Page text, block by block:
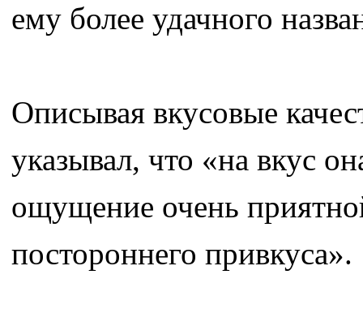
ему более удачного
Описывая вкусовые
указывал, что «на вкус
ощущение очень
постороннего привкуса».